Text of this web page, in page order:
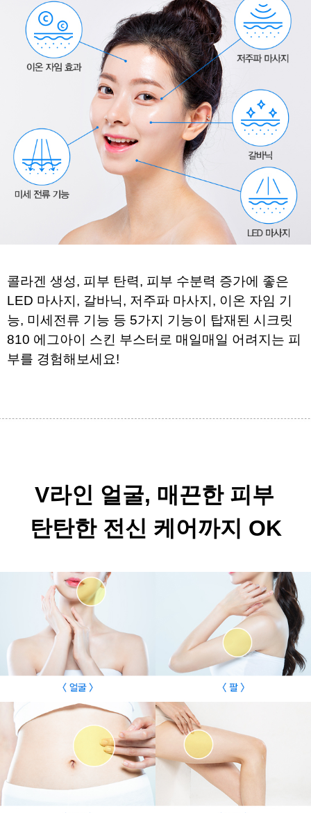
LED 마사지, 갈바닉, 저주파 마사지, 이온 자임 기
능, 미세전류 기능 등 5가지 기능이 탑재된 시크릿
810 에그아이 스킨 부스터로 매일매일 어려지는 피
부를 경험해보세요!
V라인 얼굴, 매끈한 피부
탄탄한 전신 케어까지 OK